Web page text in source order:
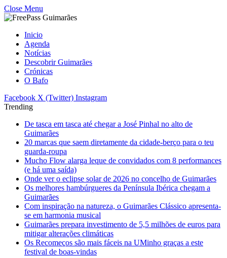
Close Menu
Inicio
Agenda
Notícias
Descobrir Guimarães
Crónicas
O Bafo
Facebook X (Twitter) Instagram
Trending
De tasca em tasca até chegar a José Pinhal no alto de
Guimarães
20 marcas que saem diretamente da cidade-berço para o teu
guarda-roupa
Mucho Flow alarga leque de convidados com 8 performances
(e há uma saída)
Onde ver o eclipse solar de 2026 no concelho de Guimarães
Os melhores hambúrgueres da Península Ibérica chegam a
Guimarães
Com inspiração na natureza, o Guimarães Clássico apresenta-
se em harmonia musical
Guimarães prepara investimento de 5,5 milhões de euros para
mitigar alterações climáticas
Os Recomeços são mais fáceis na UMinho graças a este
festival de boas-vindas